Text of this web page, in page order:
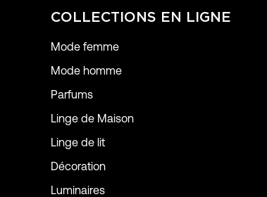
COLLECTIONS EN LIGNE
Mode femme
Mode homme
Parfums
Linge de Maison
Linge de lit
Décoration
Luminaires